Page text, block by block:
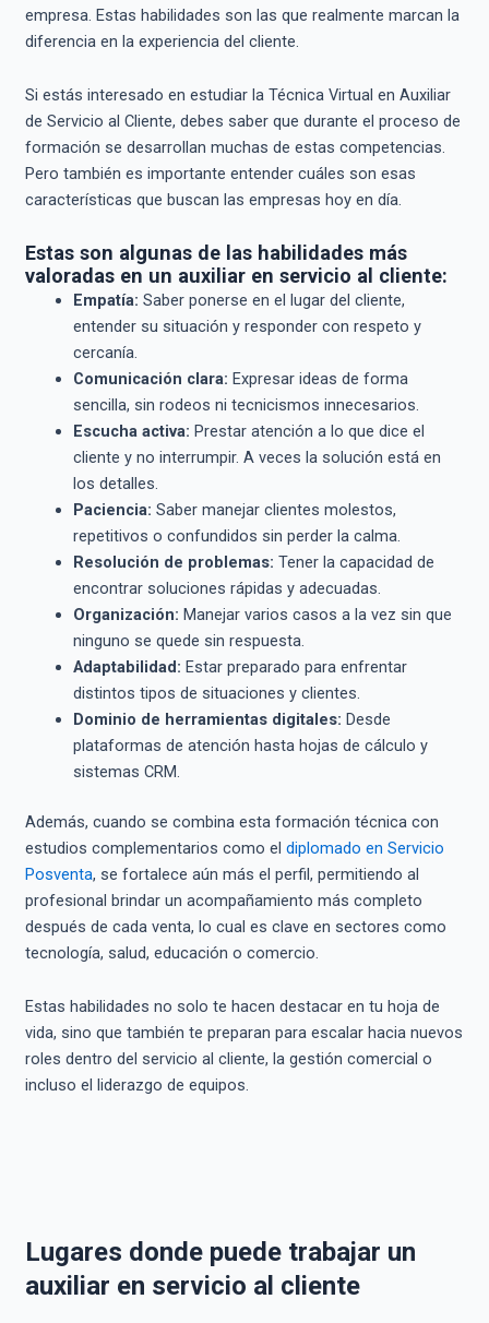
empresa. Estas habilidades son las que realmente marcan la
diferencia en la experiencia del cliente.
Si estás interesado en estudiar la Técnica Virtual en Auxiliar
de Servicio al Cliente, debes saber que durante el proceso de
formación se desarrollan muchas de estas competencias.
Pero también es importante entender cuáles son esas
características que buscan las empresas hoy en día.
Estas son algunas de las habilidades más
valoradas en un auxiliar en servicio al cliente:
Empatía: Saber ponerse en el lugar del cliente,
entender su situación y responder con respeto y
cercanía.
Comunicación clara: Expresar ideas de forma
sencilla, sin rodeos ni tecnicismos innecesarios.
Escucha activa: Prestar atención a lo que dice el
cliente y no interrumpir. A veces la solución está en
los detalles.
Paciencia: Saber manejar clientes molestos,
repetitivos o confundidos sin perder la calma.
Resolución de problemas: Tener la capacidad de
encontrar soluciones rápidas y adecuadas.
Organización: Manejar varios casos a la vez sin que
ninguno se quede sin respuesta.
Adaptabilidad: Estar preparado para enfrentar
distintos tipos de situaciones y clientes.
Dominio de herramientas digitales: Desde
plataformas de atención hasta hojas de cálculo y
sistemas CRM.
Además, cuando se combina esta formación técnica con
estudios complementarios como el diplomado en Servicio
Posventa, se fortalece aún más el perfil, permitiendo al
profesional brindar un acompañamiento más completo
después de cada venta, lo cual es clave en sectores como
tecnología, salud, educación o comercio.
Estas habilidades no solo te hacen destacar en tu hoja de
vida, sino que también te preparan para escalar hacia nuevos
roles dentro del servicio al cliente, la gestión comercial o
incluso el liderazgo de equipos.
Lugares donde puede trabajar un
auxiliar en servicio al cliente